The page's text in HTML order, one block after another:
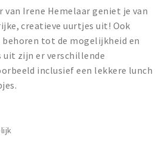
Irene Hemelaar geniet je van
creatieve uurtjes uit! Ook
tot de mogelijkheid en
zijn er verschillende
inclusief een lekkere lunch